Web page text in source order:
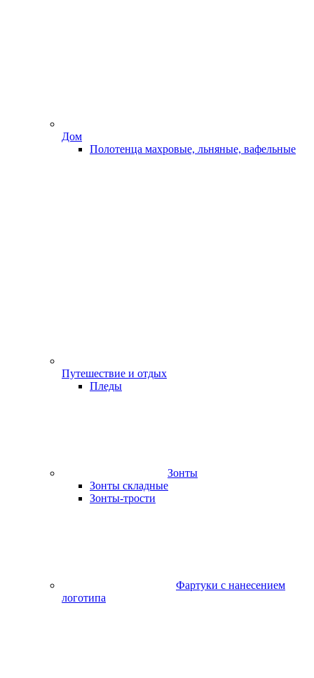
Дом
Полотенца махровые, льняные, вафельные
Путешествие и отдых
Пледы
Зонты
Зонты складные
Зонты-трости
Фартуки с нанесением
логотипа